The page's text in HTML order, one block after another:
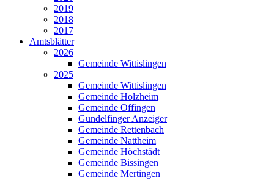
2019
2018
2017
Amtsblätter
2026
Gemeinde Wittislingen
2025
Gemeinde Wittislingen
Gemeinde Holzheim
Gemeinde Offingen
Gundelfinger Anzeiger
Gemeinde Rettenbach
Gemeinde Nattheim
Gemeinde Höchstädt
Gemeinde Bissingen
Gemeinde Mertingen